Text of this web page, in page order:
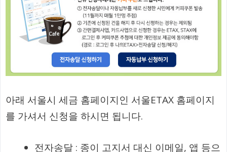
아래 서울시 세금 홈페이지인 서울ETAX 홈페이지
를 가셔서 신청을 하시면 됩니다.
전자송달 : 종이 고지서 대신 이메일, 앱 등으